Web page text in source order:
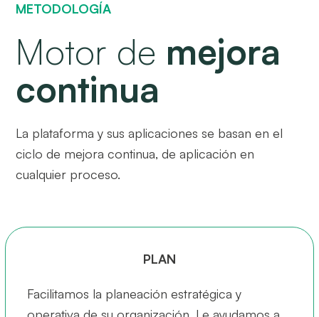
METODOLOGÍA
Motor de mejora
continua
La plataforma y sus aplicaciones se basan en el
ciclo de mejora continua, de aplicación en
cualquier proceso.
PLAN
Facilitamos la planeación estratégica y